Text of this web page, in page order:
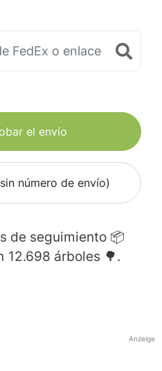
el envío
número de envío)
de seguimiento 📦
12.698 árboles 🌳.
Anzeige